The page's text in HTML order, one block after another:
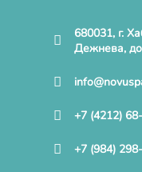
680031, г.
Дежнева,
+7 (4212)
+7 (984)